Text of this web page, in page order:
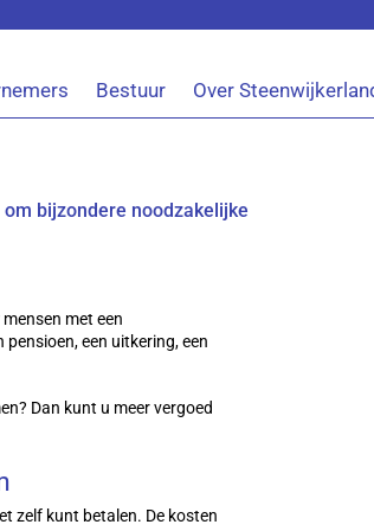
Bestuur Over
bijzondere noodzakelijke
met een
een uitkering, een
Dan kunt u meer vergoed
zelf kunt betalen. De kosten